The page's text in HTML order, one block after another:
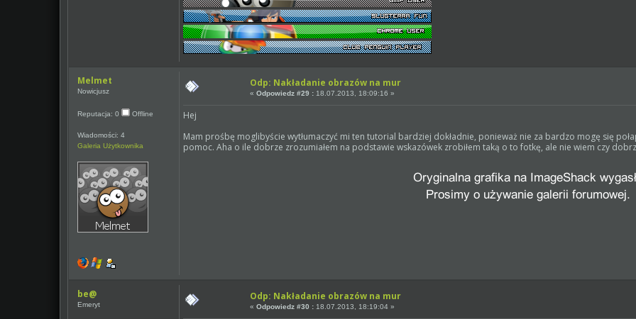
Melmet
Nowicjusz
Reputacja: 0 Offline
Wiadomości: 4
Galeria Użytkownika
Odp: Nakładanie obrazów na mur
« Odpowiedz #29 :18.07.2013, 18:09:16 »
Hej
Mam prośbę moglibyście wytłumaczyć mi ten tutorial bardziej dokładnie, ponieważ nie za bardzo mogę się
pomoc. Aha o ile dobrze zrozumiałem na podstawie wskazówek zrobiłem taką o to fotkę, ale nie wiem czy
be@
Emeryt
Odp: Nakładanie obrazów na mur
« Odpowiedz #30 :18.07.2013, 18:19:04 »